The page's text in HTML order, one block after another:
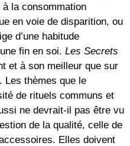
à la consommation
en voie de disparition, ou
d’une habitude
fin en soi. Les Secrets
et à son meilleur que sur
Les thèmes que le
de rituels communs et
ne devrait-il pas être vu
de la qualité, celle de
Elles doivent